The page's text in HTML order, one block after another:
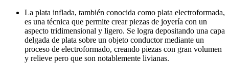
La plata inflada, también conocida como plata electroformada,
es una técnica que permite crear piezas de joyería con un
aspecto tridimensional y ligero. Se logra depositando una capa
delgada de plata sobre un objeto conductor mediante un
proceso de electroformado, creando piezas con gran volumen
y relieve pero que son notablemente livianas.